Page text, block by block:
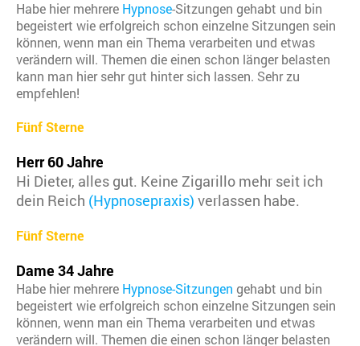
Habe hier mehrere Hypnose-Sitzungen gehabt und bin
begeistert wie erfolgreich schon einzelne Sitzungen sein
können, wenn man ein Thema verarbeiten und etwas
verändern will. Themen die einen schon länger belasten
kann man hier sehr gut hinter sich lassen. Sehr zu
empfehlen!
Fünf Sterne
Herr 60 Jahre
Hi Dieter, alles gut. Keine Zigarillo mehr seit ich
dein Reich (Hypnosepraxis) verlassen habe.
Fünf Sterne
Dame 34 Jahre
Habe hier mehrere Hypnose-Sitzungen gehabt und bin
begeistert wie erfolgreich schon einzelne Sitzungen sein
können, wenn man ein Thema verarbeiten und etwas
verändern will. Themen die einen schon länger belasten